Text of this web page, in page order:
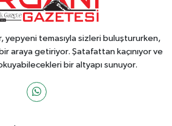
temasıyla sizleri buluştururken,
araya getiriyor. Şatafattan kaçınıyor ve
bir altyapı sunuyor.